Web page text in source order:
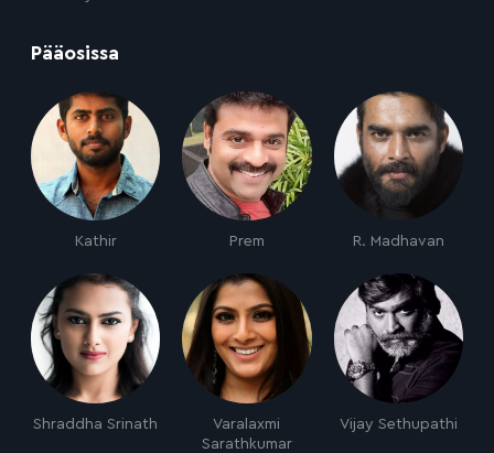
Pääosissa
Kathir Prem R. Madhavan
Shraddha Srinath
Varalaxmi
Sarathkumar
Vijay Sethupathi